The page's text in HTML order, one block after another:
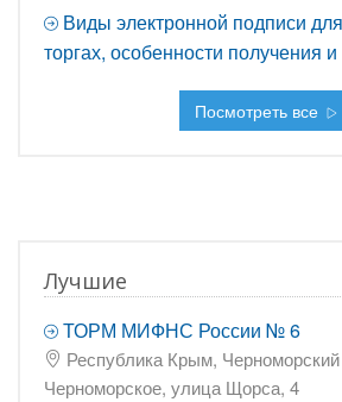
Виды электронной подписи
торгах, особенности получения
Посмотреть все
Лучшие
ТОРМ МИФНС России № 6
Республика Крым,
Черноморское, улица Щорса, 4